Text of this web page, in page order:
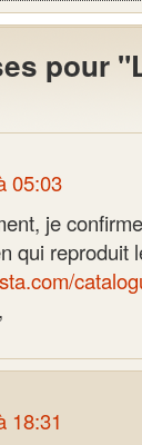
pour
05:03
je
qui reproduit
18:31